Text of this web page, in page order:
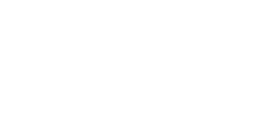
کیلئے پہلا لانگ رینج ریڈار تیار